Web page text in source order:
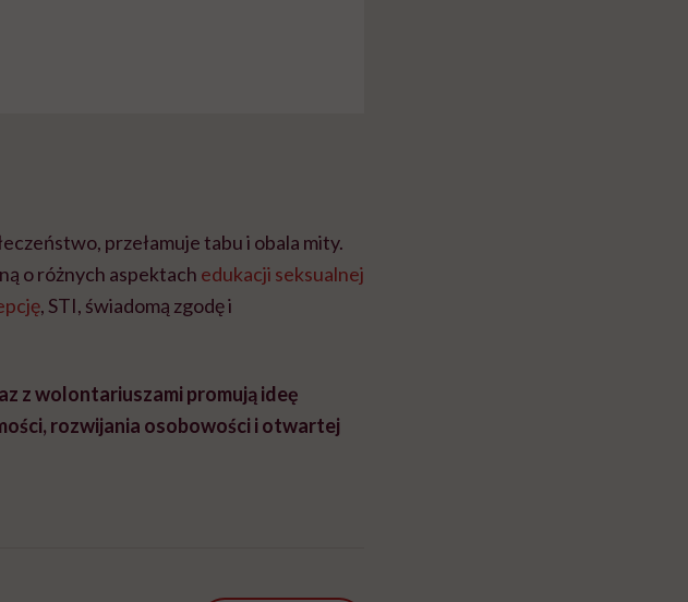
przełamuje tabu i obala mity.
o różnych aspektach edukacji seksualnej
, STI, świadomą zgodę i
z wolontariuszami promują ideę
rozwijania osobowości i otwartej